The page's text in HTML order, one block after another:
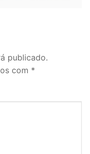
publicado.
com *